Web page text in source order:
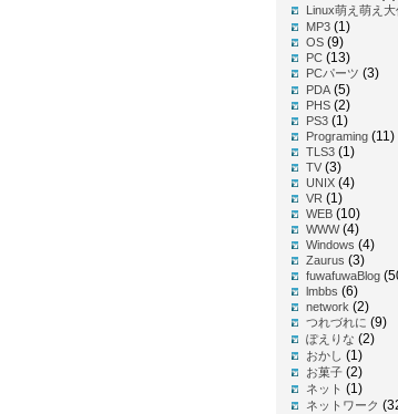
Linux萌え萌え
MP3 (1)
OS (9)
PC (13)
PCパーツ (3)
PDA (5)
PHS (2)
PS3 (1)
Programing (11)
TLS3 (1)
TV (3)
UNIX (4)
VR (1)
WEB (10)
WWW(4)
Windows (4)
Zaurus (3)
fuwafuwaBlog
lmbbs (6)
network (2)
つれづれに (9)
ぽえりな (2)
おかし (1)
お菓子 (2)
ネット (1)
ネットワーク